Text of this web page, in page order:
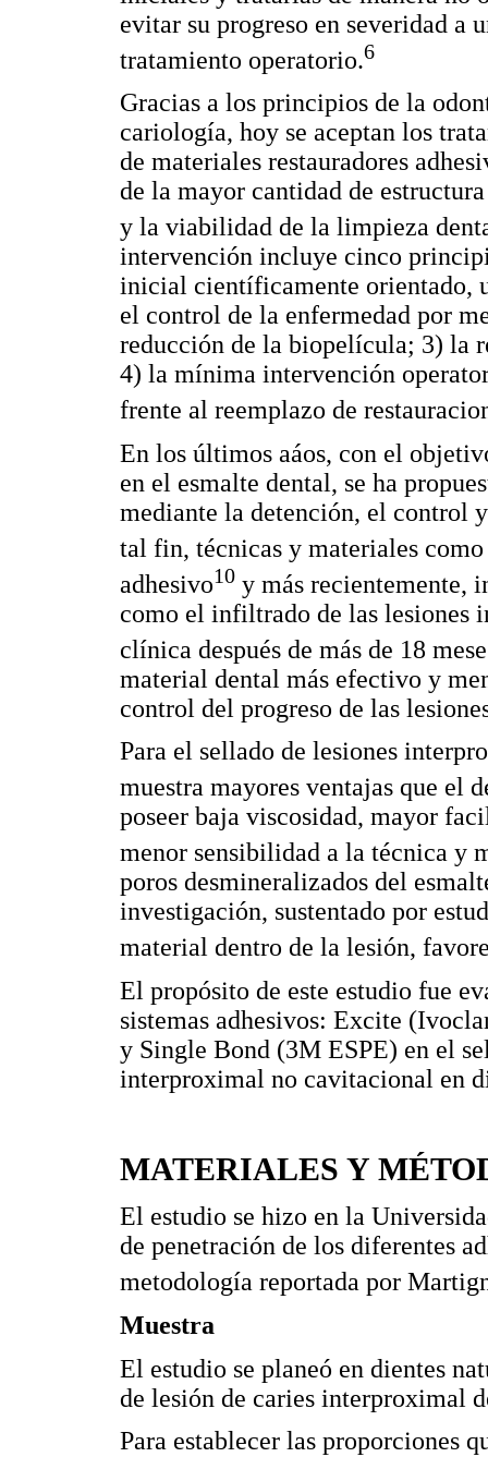
evitar su progreso en severidad a
tratamiento operatorio.6
Gracias a los principios de la
cariología, hoy se aceptan los
de materiales restauradores
de la mayor cantidad de
y la viabilidad de la limpieza
intervención incluye cinco
inicial científicamente orientado,
el control de la enfermedad por
reducción de la biopelícula; 3) la
4) la mínima intervención
frente al reemplazo de
En los últimos aáos, con el
en el esmalte dental, se ha
mediante la detención, el control
tal fin, técnicas y materiales como
adhesivo10 y más recientemente,
como el infiltrado de las lesiones
clínica después de más de 18
material dental más efectivo y
control del progreso de las
Para el sellado de lesiones
muestra mayores ventajas que el
poseer baja viscosidad, mayor
menor sensibilidad a la técnica y
poros desmineralizados del
investigación, sustentado por
material dentro de la lesión,
El propósito de este estudio fue
sistemas adhesivos: Excite
y Single Bond (3M ESPE) en el
interproximal no cavitacional en
MATERIALES Y
El estudio se hizo en la
de penetración de los diferentes
metodología reportada por
Muestra
El estudio se planeó en dientes
de lesión de caries interproximal
Para establecer las proporciones